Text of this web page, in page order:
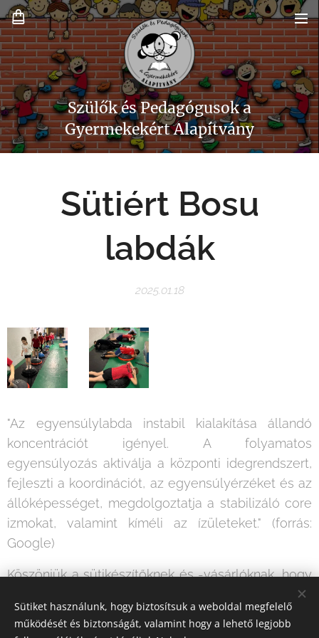
Szülők és Pedagógusok a
Gyermekekért Alapítvány
Sütiért Bosu
labdák
2025.01.18
"Az egyensúlylabda instabil kialakítása állandó
koncentrációt igényel. A folyamatos
egyensúlyozás aktiválja a központi idegrendszert,
fejleszti a koordinációt, az egyensúlyérzéket és az
állóképességet, megdolgoztatja a stabilizáló core
izmokat, valamint kíméli az ízületeket." (forrás:
Google)
Köszönjük a sütikészítőknek és -vásárlóknak, hogy
már a Hunyadiban is vannak Bosu labdák!
Reméljük a süti is ízlett
Sütiket használunk, hogy biztosítsuk a weboldal megfelelő
működését és biztonságát, valamint hogy a lehető legjobb